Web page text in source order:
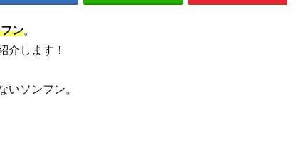
ン。
介します！
いソンフン。